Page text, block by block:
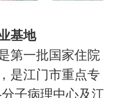
基地
第一批国家住院
是江门市重点专
子病理中心及江